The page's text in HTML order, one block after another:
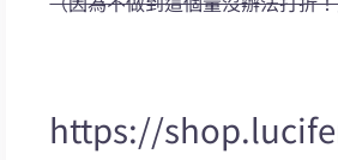
https://